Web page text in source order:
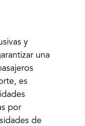
y
una
es
por
de